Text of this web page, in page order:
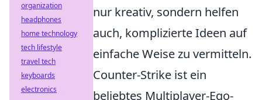
nur kreativ, sondern helfen
auch, komplizierte Ideen auf
einfache Weise zu vermitteln.
Counter-Strike ist ein
beliebtes Multiplayer-Ego-
organization
headphones
home technology
tech lifestyle
travel tech
keyboards
electronics